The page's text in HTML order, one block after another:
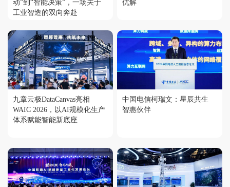
动”到“智能决策”，一场关于
工业智造的双向奔赴
优解
九章云极DataCanvas亮相
WAIC 2026，以AI规模化生产
体系赋能智能新底座
中国电信柯瑞文：星辰共生
智惠伙伴